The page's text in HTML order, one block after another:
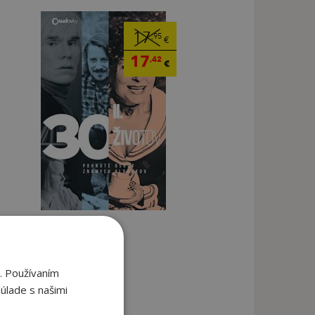
17,95€
17,42€
s našimi